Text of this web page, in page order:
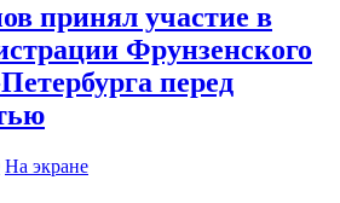
принял участие в
Фрунзенского
перед
На экране